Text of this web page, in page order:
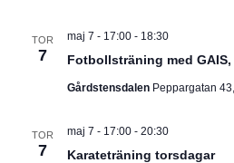
TOR
7 Fotbollsträning med
maj 7 - 17:00- 18:30
Gårdstensdalen Peppargatan
TOR
7 Karateträning torsdagar
maj 7 - 17:00- 20:30